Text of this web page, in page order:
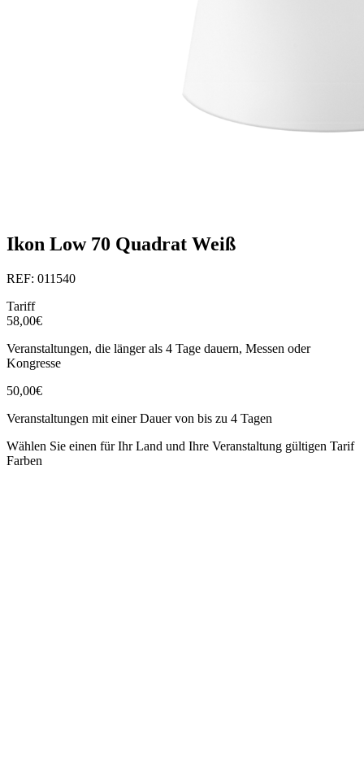
Ikon Low 70 Quadrat Weiß
REF: 011540
Tariff
58,00€
Veranstaltungen, die länger als 4 Tage dauern, Messen oder
Kongresse
50,00€
Veranstaltungen mit einer Dauer von bis zu 4 Tagen
Wählen Sie einen für Ihr Land und Ihre Veranstaltung gültigen Tarif
Farben